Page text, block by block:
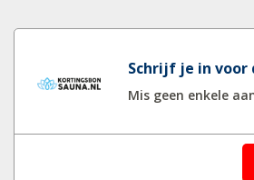
Schrijf je in
Mis geen enkele